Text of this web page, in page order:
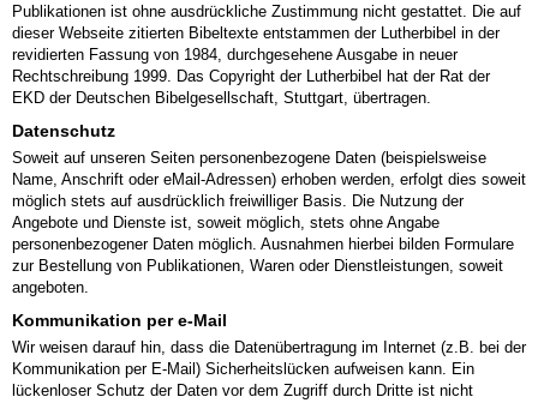
Publikationen ist ohne ausdrückliche Zustimmung nicht gestattet. Die auf
dieser Webseite zitierten Bibeltexte entstammen der Lutherbibel in der
revidierten Fassung von 1984, durchgesehene Ausgabe in neuer
Rechtschreibung 1999. Das Copyright der Lutherbibel hat der Rat der
EKD der Deutschen Bibelgesellschaft, Stuttgart, übertragen.
Datenschutz
Soweit auf unseren Seiten personenbezogene Daten (beispielsweise
Name, Anschrift oder eMail-Adressen) erhoben werden, erfolgt dies soweit
möglich stets auf ausdrücklich freiwilliger Basis. Die Nutzung der
Angebote und Dienste ist, soweit möglich, stets ohne Angabe
personenbezogener Daten möglich. Ausnahmen hierbei bilden Formulare
zur Bestellung von Publikationen, Waren oder Dienstleistungen, soweit
angeboten.
Kommunikation per e-Mail
Wir weisen darauf hin, dass die Datenübertragung im Internet (z.B. bei der
Kommunikation per E-Mail) Sicherheitslücken aufweisen kann. Ein
lückenloser Schutz der Daten vor dem Zugriff durch Dritte ist nicht